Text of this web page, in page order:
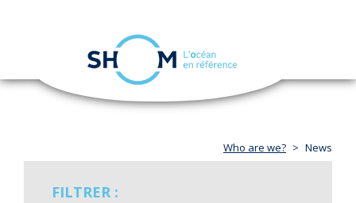
Skip
navigation
Who are we? News
FILTRER :